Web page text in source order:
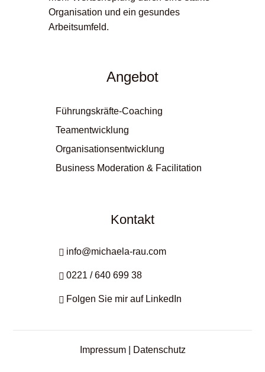
Organisation und ein gesundes
Arbeitsumfeld.
Angebot
Führungskräfte-Coaching
Teamentwicklung
Organisationsentwicklung
Business Moderation & Facilitation
Kontakt
 info@michaela-rau.com
 0221 / 640 699 38
 Folgen Sie mir auf LinkedIn
Impressum| Datenschutz